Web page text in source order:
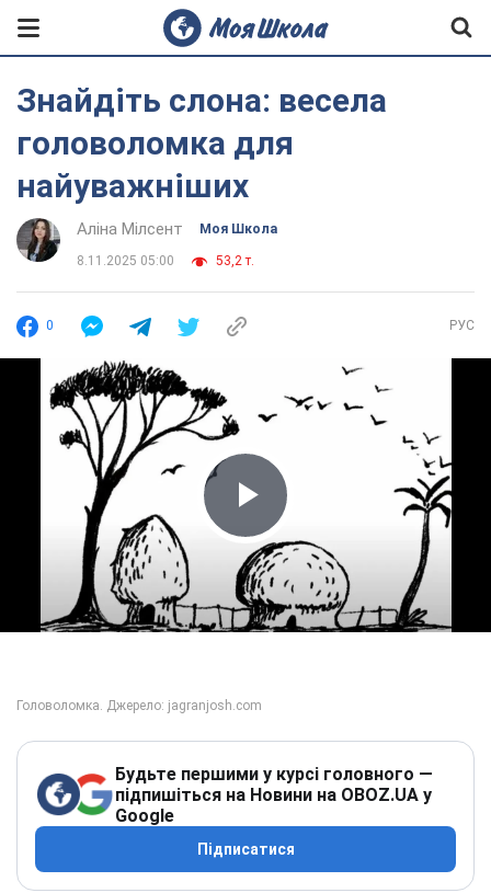
Знайдіть слона: весела
головоломка для
найуважніших
Аліна Мілсент Моя Школа
8.11.2025 05:00 53,2 т.
0 РУС
Play Video
Будьте першими у курсі головного —
підпишіться на Новини на OBOZ.UA у
Google
Підписатися